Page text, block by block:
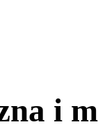
i